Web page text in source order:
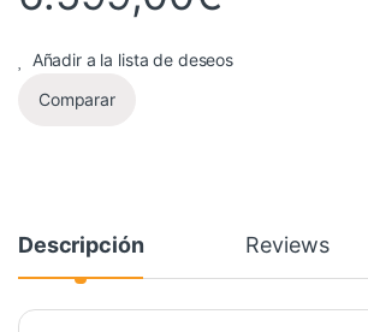
Añadir a la lista de deseos
Comparar
Descripción Reviews